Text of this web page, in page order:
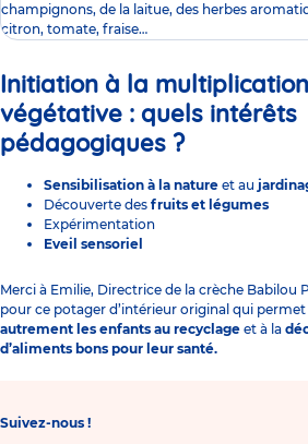
champignons, de la laitue, des herbes
citron, tomate, fraise…
Initiation à la multiplication
végétative : quels intérêts
pédagogiques ?
Sensibilisation à la nature et au
Découverte des fruits et légumes
Expérimentation
Eveil sensoriel
Merci à Emilie, Directrice de la crèche Babilou
pour ce potager d’intérieur original qui permet
autrement les enfants au recyclage et à la
d’aliments bons pour leur santé.
Suivez-nous !